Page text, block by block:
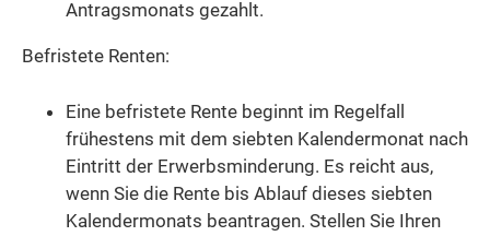
Antragsmonats gezahlt.
Befristete Renten:
Eine befristete Rente beginnt im Regelfall
frühestens mit dem siebten Kalendermonat nach
Eintritt der Erwerbsminderung. Es reicht aus,
wenn Sie die Rente bis Ablauf dieses siebten
Kalendermonats beantragen. Stellen Sie Ihren